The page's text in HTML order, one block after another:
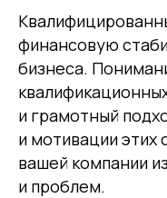
финансовую
бизнеса.
и грамотный
и мотивации этих
вашей компании
и проблем.
Вас может